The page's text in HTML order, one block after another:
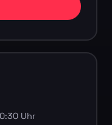
Uhr